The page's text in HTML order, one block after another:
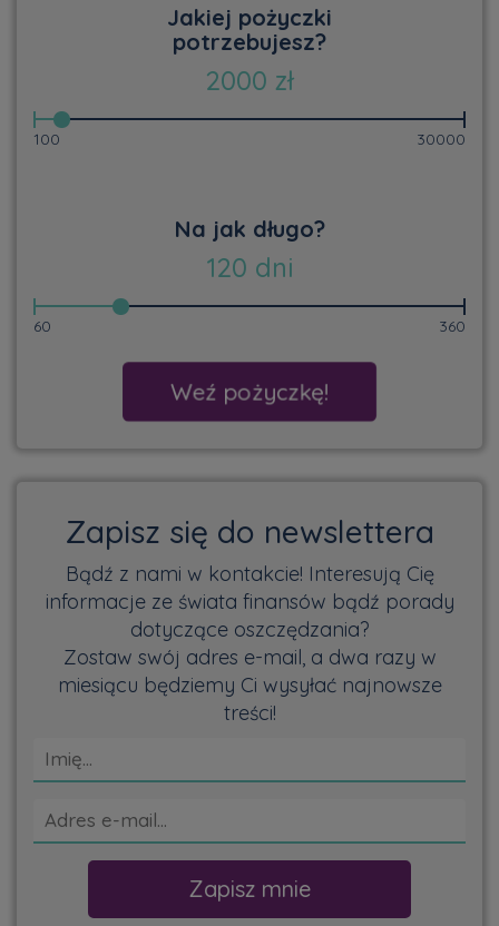
Jakiej pożyczki
potrzebujesz?
2000 zł
100 30000
Na jak długo?
120 dni
60 360
Weź pożyczkę!
Zapisz się do newslettera
Bądź z nami w kontakcie! Interesują Cię
informacje ze świata finansów bądź porady
dotyczące oszczędzania?
Zostaw swój adres e-mail, a dwa razy w
miesiącu będziemy Ci wysyłać najnowsze
treści!